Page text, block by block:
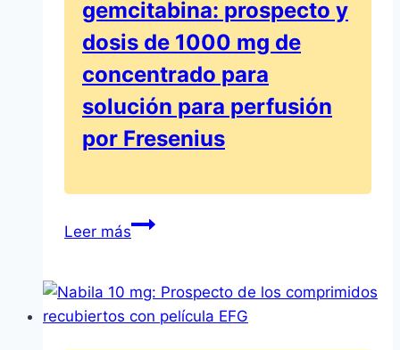
gemcitabina: prospecto y
dosis de 1000 mg de
concentrado para
solución para perfusión
por Fresenius
Leer másEfectos
la
gemcitabina: